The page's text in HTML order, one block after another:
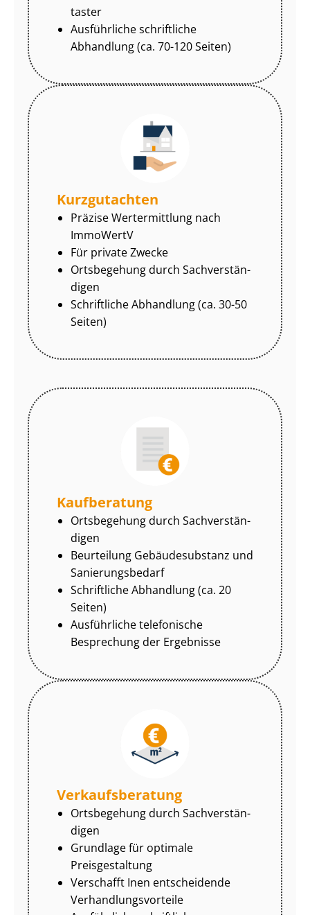
tas­ter
Ausführliche schriftliche
Abhandlung (ca. 70-120 Seiten)
Kurzgutachten
Präzise Wertermittlung nach
ImmoWertV
Für private Zwecke
Ortsbegehung durch Sach­ver­stän­
di­gen
Schriftliche Abhandlung (ca. 30-50
Seiten)
Kaufberatung
Ortsbegehung durch Sach­ver­stän­
di­gen
Beurteilung Gebäudesubstanz und
Sa­nie­rungs­be­darf
Schriftliche Abhandlung (ca. 20
Seiten)
Ausführliche telefonische
Besprechung der Ergebnisse
Ver­kaufs­be­ra­tung
Ortsbegehung durch Sach­ver­stän­
di­gen
Grundlage für optimale
Preisgestaltung
Verschafft Inen entscheidende
Ver­hand­lungs­vor­tei­le